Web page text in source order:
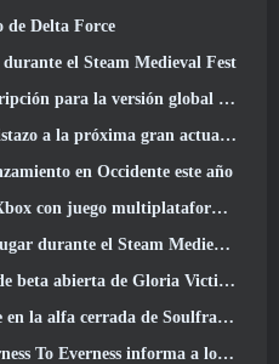
de Delta Force
el Steam Medieval Fest
del MMORPG de ciencia ficción RF Online Next
actualización de Palia The Royal Highlands
en Occidente este año
juego multiplataforma completo
durante el Steam Medieval Fest
de Gloria Victis comienza hoy
la alfa cerrada de Soulframe
a los jugadores qué esperar en los lanzamientos